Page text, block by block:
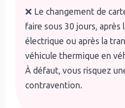
❌ Le changement de
faire sous 30 jours, après
électrique ou après la
véhicule thermique en
À défaut, vous risquez
contravention.